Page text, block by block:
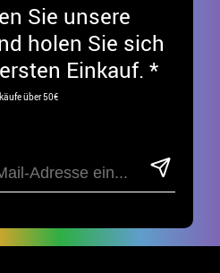
Sie unsere
holen Sie sich
Einkauf. *
über 50€